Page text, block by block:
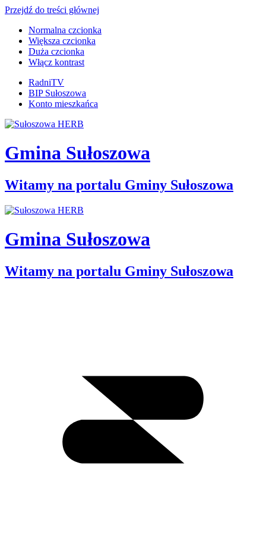
Przejdź do treści głównej
Normalna czcionka
Większa czcionka
Duża czcionka
Włącz kontrast
RadniTV
BIP Sułoszowa
Konto mieszkańca
Gmina Sułoszowa
Witamy na portalu Gminy Sułoszowa
Gmina Sułoszowa
Witamy na portalu Gminy Sułoszowa